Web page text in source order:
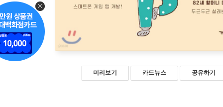
미리보기 카드뉴스 공유하기